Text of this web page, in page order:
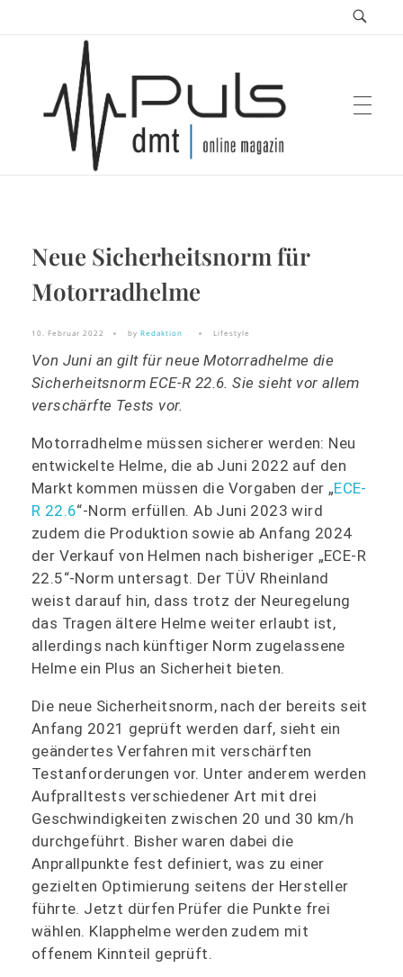
Puls Magazin
Zukunft der Mobilität
Neue Sicherheitsnorm für
Motorradhelme
10. Februar 2022 by Redaktion Lifestyle
Von Juni an gilt für neue Motorradhelme die
Sicherheitsnorm ECE-R 22.6. Sie sieht vor allem
verschärfte Tests vor.
Motorradhelme müssen sicherer werden: Neu
entwickelte Helme, die ab Juni 2022 auf den
Markt kommen müssen die Vorgaben der „ECE-
R 22.6“-Norm erfüllen. Ab Juni 2023 wird
zudem die Produktion sowie ab Anfang 2024
der Verkauf von Helmen nach bisheriger „ECE-R
22.5“-Norm untersagt. Der TÜV Rheinland
weist darauf hin, dass trotz der Neuregelung
das Tragen ältere Helme weiter erlaubt ist,
allerdings nach künftiger Norm zugelassene
Helme ein Plus an Sicherheit bieten.
Die neue Sicherheitsnorm, nach der bereits seit
Anfang 2021 geprüft werden darf, sieht ein
geändertes Verfahren mit verschärften
Testanforderungen vor. Unter anderem werden
Aufpralltests verschiedener Art mit drei
Geschwindigkeiten zwischen 20 und 30 km/h
durchgeführt. Bisher waren dabei die
Anprallpunkte fest definiert, was zu einer
gezielten Optimierung seitens der Hersteller
führte. Jetzt dürfen Prüfer die Punkte frei
wählen. Klapphelme werden zudem mit
offenem Kinnteil geprüft.